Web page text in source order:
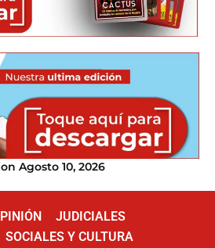
Agosto 10, 2026
JUDICIALES
SOCIALES Y CULTURA